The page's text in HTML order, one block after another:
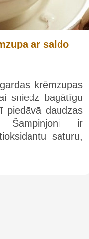
ar saldo
krēmzupas
sniedz bagātīgu
piedāvā daudzas
Šampinjoni ir
saturu,